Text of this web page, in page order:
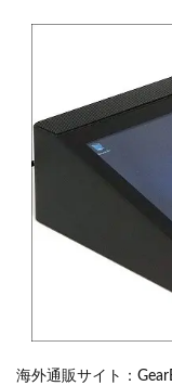
海外通販サイト：